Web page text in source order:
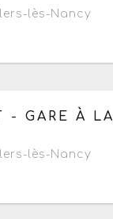
lès-Nancy
de 20h30 à 22h
- GARE À LA
lès-Nancy